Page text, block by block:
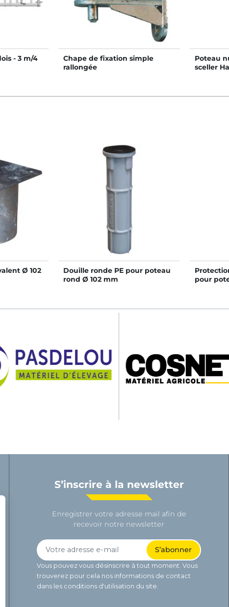
- 3 m/4
Chape de fixation simple
rallongée
Poteau
sceller
Ø 102
Douille ronde PE pour poteau
rond Ø 102 mm
pour
S’inscrire à la newsletter
Enregistrer votre adresse mail afin de
recevoir notre newsletter
Vous pouvez vous désinscrire à tout moment. Vous
trouverez pour cela nos informations de contact
dans les conditions d'utilisation du site.